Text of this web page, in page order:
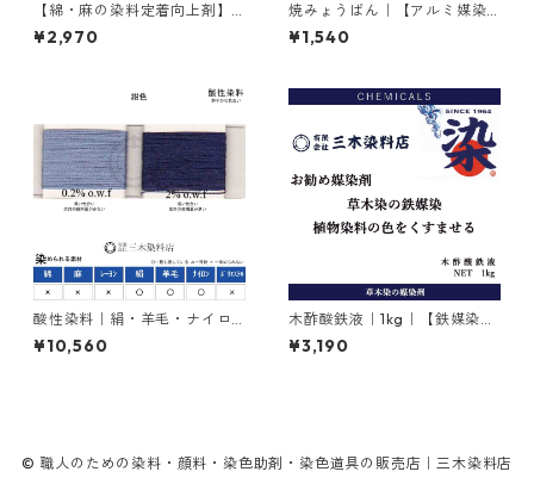
【綿・麻の染料定着向上剤】
｜500g｜ライトフィックスA
コンク
¥2,970
焼みょうばん｜【アルミ媒染
剤】｜500g｜焼ミョウバン
¥1,540
酸性染料｜絹・羊毛・ナイロ
ンを染める｜500g｜アシッド
ミーリングサイアニンGR（紺
¥10,560
木酢酸鉄液｜1kg｜【鉄媒染
剤】
¥3,190
© 職人のための染料・顔料・染色助剤・染色道具の販売店｜三木染料店